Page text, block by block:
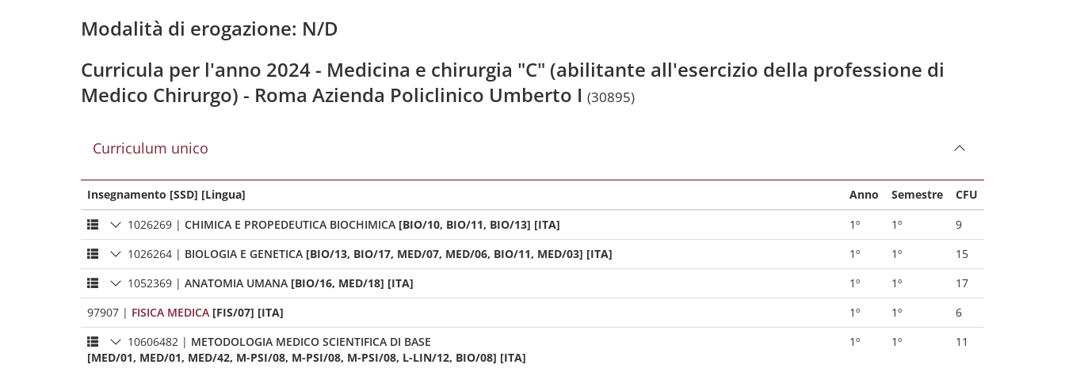
Modalità di erogazione: N/D
Curricula per l'anno 2024 - Medicina e chirurgia "C" (abilitante all'esercizio della professione di
Medico Chirurgo) - Roma Azienda Policlinico Umberto I (30895)
Curriculum unico
Insegnamento [SSD] [Lingua] Anno Semestre
CFU
1026269 | CHIMICA E PROPEDEUTICA BIOCHIMICA [BIO/10, BIO/11, BIO/13] [ITA] 1º 1º
9
1026264 | BIOLOGIA E GENETICA [BIO/13, BIO/17, MED/07, MED/06, BIO/11, MED/03] [ITA] 1º 1º
15
1052369 | ANATOMIA UMANA [BIO/16, MED/18] [ITA] 1º 1º
17
97907 | FISICA MEDICA [FIS/07] [ITA] 1º 1º
6
10606482 | METODOLOGIA MEDICO SCIENTIFICA DI BASE
[MED/01, MED/01, MED/42, M-PSI/08, M-PSI/08, M-PSI/08, L-LIN/12, BIO/08] [ITA]
1º 1º 11